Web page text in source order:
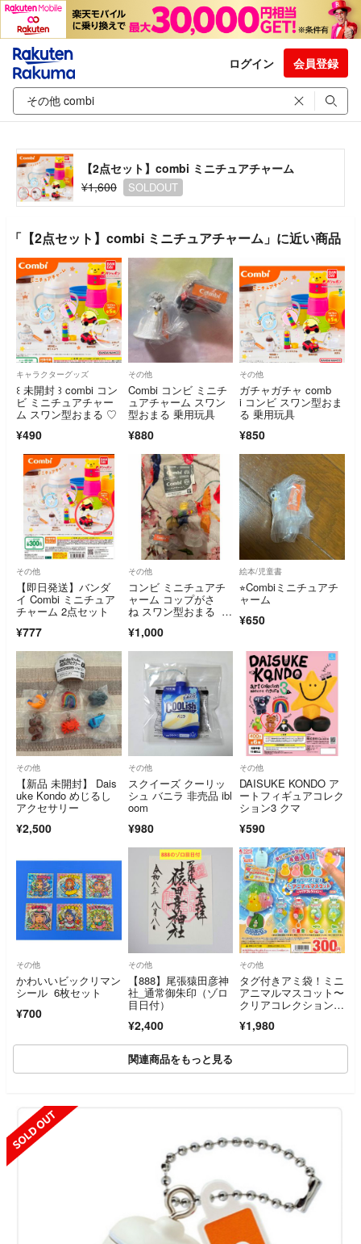
ログイン 会員登録
【2点セット】combi ミニチュアチャーム
¥1,600
SOLDOUT
「【2点セット】combi ミニチュアチャーム」に近い商品
キャラクターグッズ
꒰ 未開封 ꒱ combi コン
ビ ミニチュアチャー
ム スワン型おまる ♡
¥490
その他
Combi コンビ ミニチ
ュアチャーム スワン
型おまる 乗用玩具
¥880
その他
ガチャガチャ comb
i コンビ スワン型おま
る 乗用玩具
¥850
その他
【即日発送】バンダ
イ Combi ミニチュア
チャーム 2点セット
¥777
その他
コンビ ミニチュアチ
ャーム コップがさ
ね スワン型おまる 乗
¥1,000
絵本/児童書
⭐︎Combiミニチュアチ
ャーム
¥650
その他
【新品 未開封】 Dais
uke Kondo めじるし
アクセサリー
¥2,500
その他
スクイーズ クーリッ
シュ バニラ 非売品 ibl
oom
¥980
その他
DAISUKE KONDO ア
ートフィギュアコレク
ション3 クマ
¥590
その他
かわいいビックリマン
シール 6枚セット
¥700
その他
【888】尾張猿田彦神
社_通常御朱印（ゾロ
目日付）
¥2,400
その他
タグ付きアミ袋！ミニ
アニマルマスコット〜
クリアコレクション〜
¥1,980
関連商品をもっと見る